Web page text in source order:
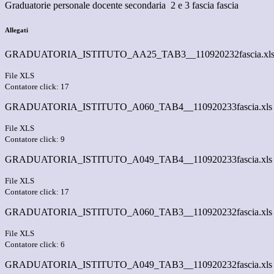
Graduatorie personale docente secondaria 2 e 3 fascia fascia
Allegati
GRADUATORIA_ISTITUTO_AA25_TAB3__110920232fascia.xls
File XLS
Contatore click: 17
GRADUATORIA_ISTITUTO_A060_TAB4__110920233fascia.xls
File XLS
Contatore click: 9
GRADUATORIA_ISTITUTO_A049_TAB4__110920233fascia.xls
File XLS
Contatore click: 17
GRADUATORIA_ISTITUTO_A060_TAB3__110920232fascia.xls
File XLS
Contatore click: 6
GRADUATORIA_ISTITUTO_A049_TAB3__110920232fascia.xls